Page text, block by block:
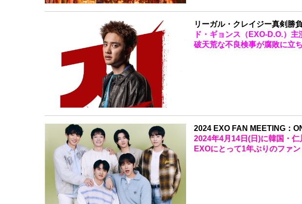
リーガル・クレイジー真剣勝負
ド・ギョンス（EXO-D.O.）主
破天荒な不良検事が腐敗に立
2024 EXO FAN MEETING：
2024年4月14日(日)に韓国・
EXOにとって1年ぶりのファ